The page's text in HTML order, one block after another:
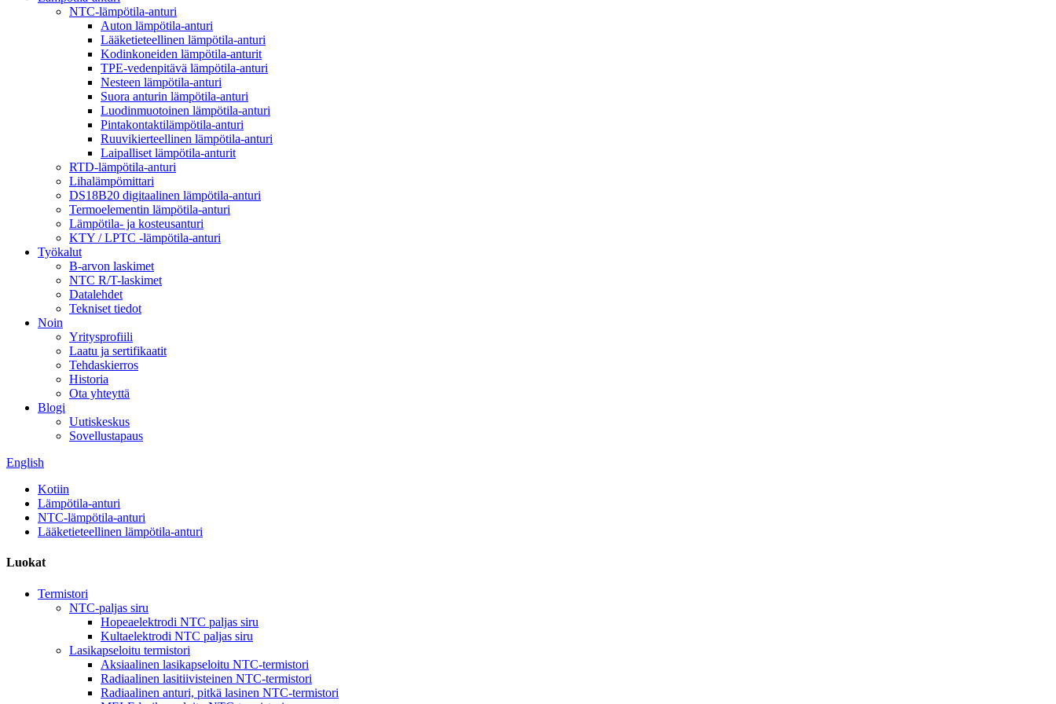
NTC-lämpötila-anturi
Auton lämpötila-anturi
Lääketieteellinen lämpötila-anturi
Kodinkoneiden lämpötila-anturit
TPE-vedenpitävä lämpötila-anturi
Nesteen lämpötila-anturi
Suora anturin lämpötila-anturi
Luodinmuotoinen lämpötila-anturi
Pintakontaktilämpötila-anturi
Ruuvikierteellinen lämpötila-anturi
Laipalliset lämpötila-anturit
RTD-lämpötila-anturi
Lihalämpömittari
DS18B20 digitaalinen lämpötila-anturi
Termoelementin lämpötila-anturi
Lämpötila- ja kosteusanturi
KTY / LPTC -lämpötila-anturi
Työkalut
B-arvon laskimet
NTC R/T-laskimet
Datalehdet
Tekniset tiedot
Noin
Yritysprofiili
Laatu ja sertifikaatit
Tehdaskierros
Historia
Ota yhteyttä
Blogi
Uutiskeskus
Sovellustapaus
English
Kotiin
Lämpötila-anturi
NTC-lämpötila-anturi
Lääketieteellinen lämpötila-anturi
Luokat
Termistori
NTC-paljas siru
Hopeaelektrodi NTC paljas siru
Kultaelektrodi NTC paljas siru
Lasikapseloitu termistori
Aksiaalinen lasikapseloitu NTC-termistori
Radiaalinen lasitiivisteinen NTC-termistori
Radiaalinen anturi, pitkä lasinen NTC-termistori